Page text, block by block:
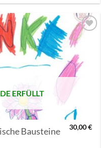
AUF MEINE
MERKLISTE
SETZEN
ERFÜLLT
Bausteine
30,00€